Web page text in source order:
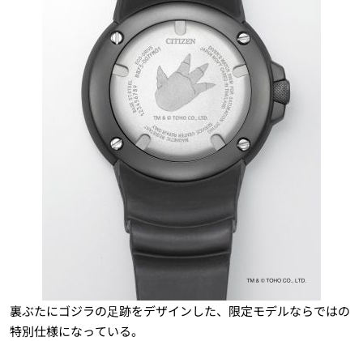
裏ぶたにゴジラの⾜跡をデザインした、限定モデルならではの
特別仕様になっている。